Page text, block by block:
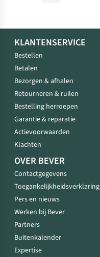
KLANTENSERVICE
Bestellen
Betalen
Bezorgen & afhalen
Retourneren & ruilen
Bestelling herroepen
Garantie & reparatie
Actievoorwaarden
Klachten
OVER BEVER
Contactgegevens
Toegankelijkheidsverklaring
Pers en nieuws
Werken bij Bever
Partners
Buitenkalender
Expertise